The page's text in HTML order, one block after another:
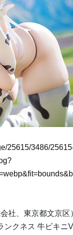
25615/3486/
社、東京都文京区
クネス 牛ビキニ